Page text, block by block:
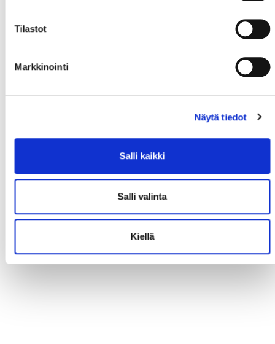
Tilastot
Markkinointi
Näytä tiedot
Salli kaikki
Salli valinta
Kiellä